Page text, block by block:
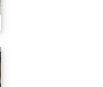
SDGs教師研習